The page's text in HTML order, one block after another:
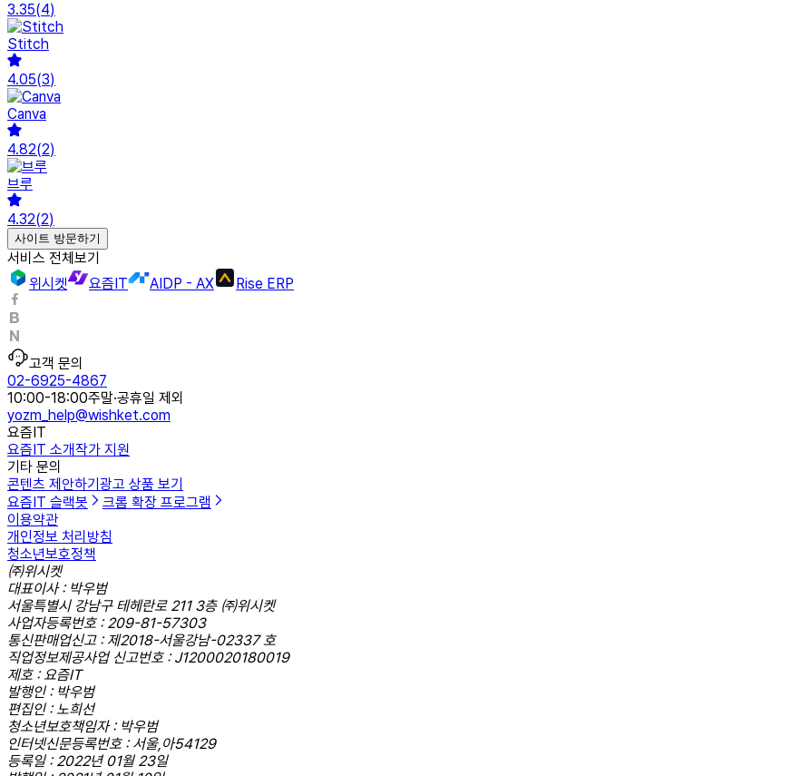
3.35(4)
Stitch
4.05(3)
Canva
4.82(2)
브루
4.32(2)
사이트 방문하기
서비스 전체보기
위시켓
요즘IT AIDP - AX Rise ERP
고객 문의
02-6925-4867
10:00-18:00주말·공휴일 제외
yozm_help@wishket.com
요즘IT
요즘IT 소개작가 지원
기타 문의
콘텐츠 제안하기광고 상품 보기
요즘IT 슬랙봇
크롬 확장 프로그램
이용약관
개인정보 처리방침
청소년보호정책
㈜위시켓
대표이사 : 박우범
서울특별시 강남구 테헤란로 211 3층 ㈜위시켓
사업자등록번호 : 209-81-57303
통신판매업신고 : 제2018-서울강남-02337 호
직업정보제공사업 신고번호 : J1200020180019
제호 : 요즘IT
발행인 : 박우범
편집인 : 노희선
청소년보호책임자 : 박우범
인터넷신문등록번호 : 서울,아54129
등록일 : 2022년 01월 23일